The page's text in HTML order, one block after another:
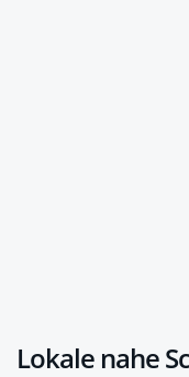
Lokale nahe